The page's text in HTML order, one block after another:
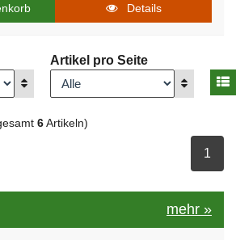
Details
Anzeigen
Artikel pro Seite
Anzeigen
6 Artikeln)
1
mehr »